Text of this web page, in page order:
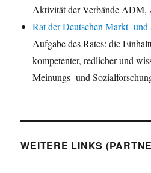
Aktivität der Verbände
Rat der Deutschen Markt-
Aufgabe des Rates: die
kompetenter, redlicher und
Meinungs- und
WEITERE LINKS